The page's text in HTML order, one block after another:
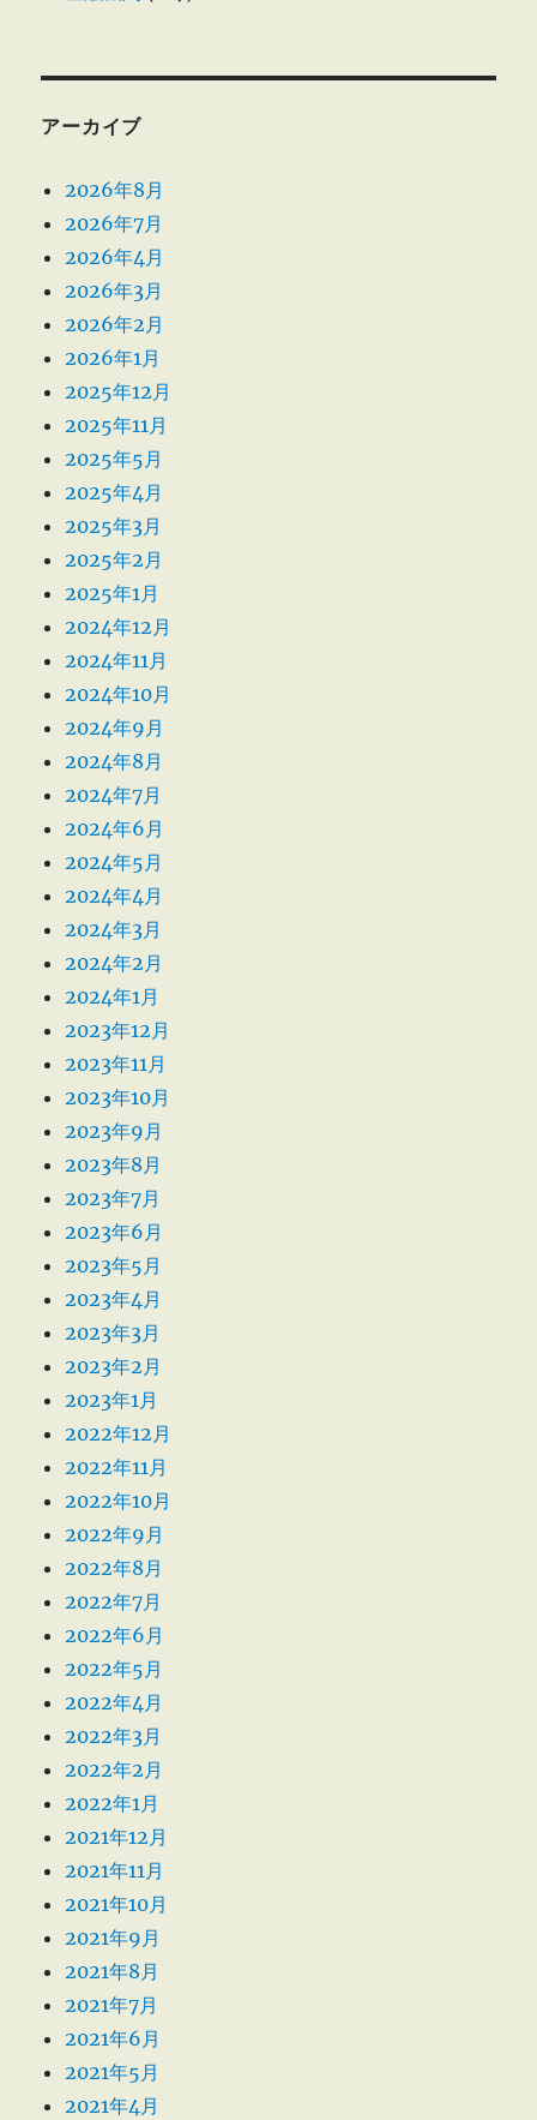
アーカイブ
2026年8月
2026年7月
2026年4月
2026年3月
2026年2月
2026年1月
2025年12月
2025年11月
2025年5月
2025年4月
2025年3月
2025年2月
2025年1月
2024年12月
2024年11月
2024年10月
2024年9月
2024年8月
2024年7月
2024年6月
2024年5月
2024年4月
2024年3月
2024年2月
2024年1月
2023年12月
2023年11月
2023年10月
2023年9月
2023年8月
2023年7月
2023年6月
2023年5月
2023年4月
2023年3月
2023年2月
2023年1月
2022年12月
2022年11月
2022年10月
2022年9月
2022年8月
2022年7月
2022年6月
2022年5月
2022年4月
2022年3月
2022年2月
2022年1月
2021年12月
2021年11月
2021年10月
2021年9月
2021年8月
2021年7月
2021年6月
2021年5月
2021年4月